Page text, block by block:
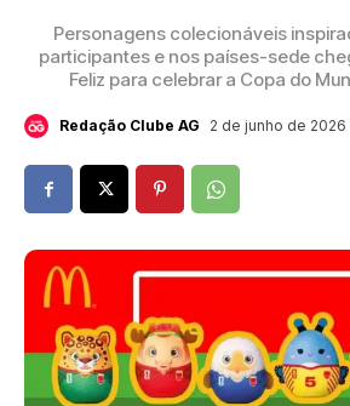
Personagens colecionáveis
participantes e nos países-sede
Feliz para celebrar a Copa do
Redação Clube AG 2 de junho de 2026